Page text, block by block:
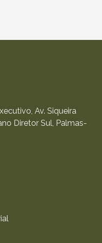
Av. Siqueira
Diretor Sul, Palmas-